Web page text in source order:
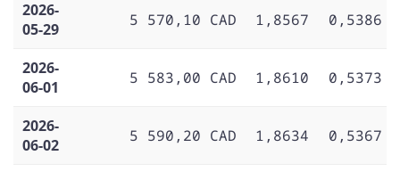
2026-
05-29
5 570,10 CAD 1,8567 0,5386
2026-
06-01
5 583,00 CAD 1,8610 0,5373
2026-
06-02
5 590,20 CAD 1,8634 0,5367